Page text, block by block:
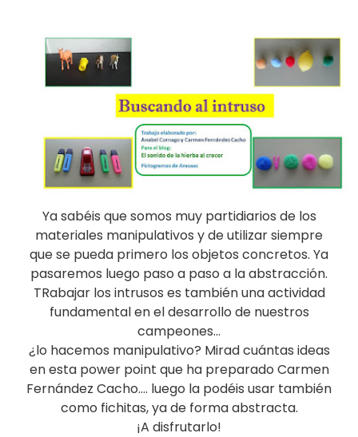
Ya sabéis que somos muy partidiarios de los
materiales manipulativos y de utilizar siempre
que se pueda primero los objetos concretos. Ya
pasaremos luego paso a paso a la abstracción.
TRabajar los intrusos es también una actividad
fundamental en el desarrollo de nuestros
campeones…
¿lo hacemos manipulativo? Mirad cuántas ideas
en esta power point que ha preparado Carmen
Fernández Cacho…. luego la podéis usar también
como fichitas, ya de forma abstracta.
¡A disfrutarlo!